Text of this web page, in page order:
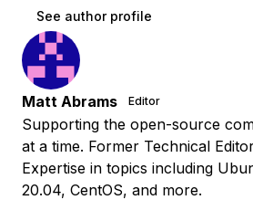
See author profile
Matt Abrams Editor
Supporting the open-source
at a time. Former Technical
Expertise in topics including
20.04, CentOS, and more.